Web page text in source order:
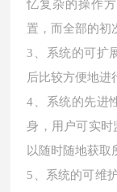
忆复杂的操作
置，而全部的初
3、系统的可扩
后比较方便地进
4、系统的先进
身，用户可实时
以随时随地获取
5、系统的可维